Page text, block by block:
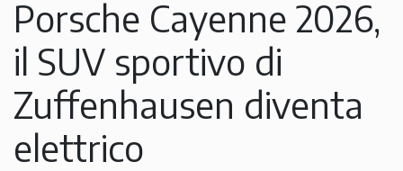
Porsche Cayenne 2026,
il SUV sportivo di
Zuffenhausen diventa
elettrico